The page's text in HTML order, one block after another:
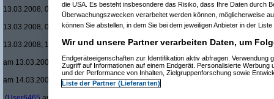
13.03.2008, 01:53:27)
Re(12): Ist für mich ein Benzin- oder ein
13.03.2008, 01:55:01)
13.03.2008, 15:02:40)
Re(14): Ist für mich ein Benzin- oder
am 13.03.2008, 15:14:17)
Re(15): Ist für mich ein Benzin-
am 14.03.2008, 22:37:04)
die USA. Es besteht insbesondere das Risiko, dass Ihre Daten durch
Überwachungszwecken verarbeitet werden können, möglicherweise
können Sie abstellen, in dem Sie bei dem jeweiligen Anbieter in der
Wir und unsere Partner verarbeiten Daten, um
Endgeräteeigenschaften zur Identifikation aktiv abfragen. Verwendung
Zugriff auf Informationen auf einem Endgerät. Personalisierte Werbung
und der Performance von Inhalten, Zielgruppenforschung sowie
Liste der Partner (Lieferanten)